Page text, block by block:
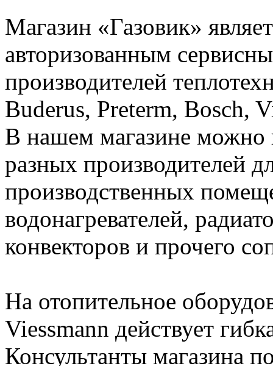
Магазин «Газовик»
авторизованным
производителей
Buderus, Preterm, Bosch,
В нашем магазине можно
разных производителей
производственных
водонагревателей,
конвекторов и прочего
На отопительное
Viessmann действует
Консультанты магазина